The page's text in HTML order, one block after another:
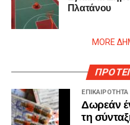
Πλατάνου
MORE
ΕΠΙΚΑΙΡΟΤΗΤΑ
Δωρεάν
τη